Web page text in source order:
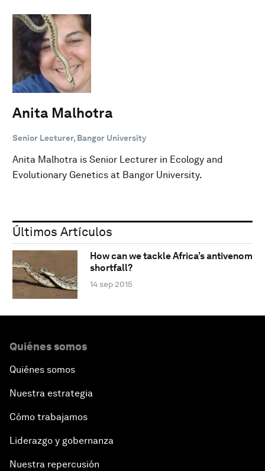
Anita Malhotra
Senior Lecturer, Bangor University
Anita Malhotra is Senior Lecturer in Ecology and
Evolutionary Genetics at Bangor University.
Últimos Artículos
How can we tackle Africa’s antivenom
shortfall?
14 sep 2015
Quiénes somos
Quiénes somos
Nuestra estrategia
Cómo trabajamos
Liderazgo y gobernanza
Nuestra repercusión